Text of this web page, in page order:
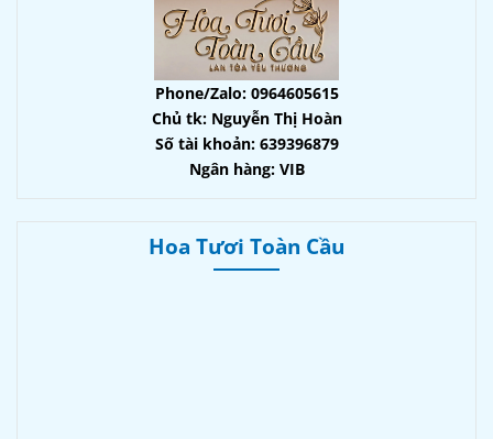
Phone/Zalo: 0964605615
Chủ tk: Nguyễn Thị Hoàn
Số tài khoản: 639396879
Ngân hàng: VIB
Hoa Tươi Toàn Cầu